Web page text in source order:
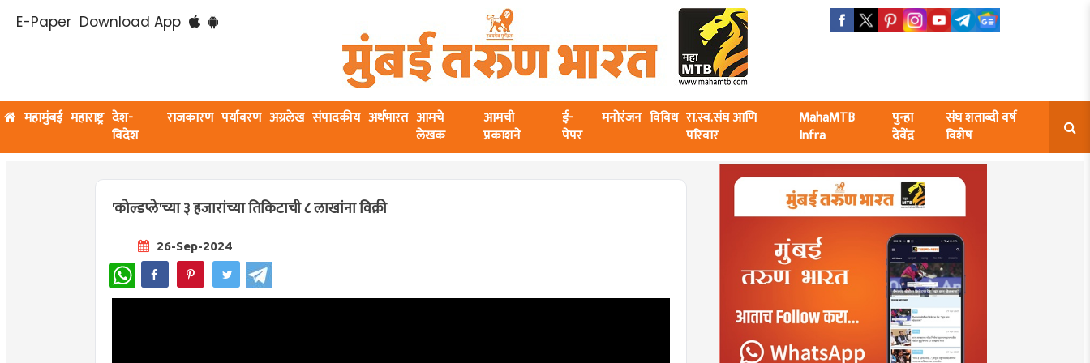
E-Paper Download App
महामुंबई महाराष्ट्र देश-
विदेश
राजकारण पर्यावरण अग्रलेख संपादकीय अर्थभारत आमचे
लेखक
आमची
प्रकाशने
ई-
पेपर
मनोरंजन विविध रा.स्व.संघ आणि
परिवार
MahaMTB
Infra
पुन्हा
देवेंद्र
संघ शताब्दी वर्ष
विशेष
'कोल्डप्ले'च्या ३ हजारांच्या तिकिटाची ८ लाखांना विक्री
26-Sep-2024
WhatsApp